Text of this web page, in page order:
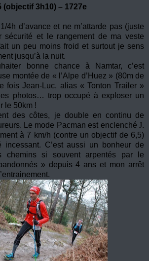
(objectif 3h10) – 1727e
4h d’avance et ne m’attarde pas (juste
sécurité et le rangement de ma veste
un peu moins froid et surtout je sens
jusqu’à la nuit.
bonne chance à Namtar, c’est
montée de « l’Alpe d’Huez » (80m de
fois Jean-Luc, alias « Tonton Trailer »
photos… trop occupé à exploser un
le 50km !
des côtes, je double en continu de
Le mode Pacman est enclenché J.
à 7 km/h (contre un objectif de 6,5)
incessant. C’est aussi un bonheur de
chemins si souvent arpentés par le
» depuis 4 ans et mon arrêt